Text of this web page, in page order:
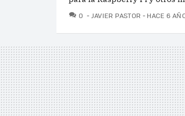
0 COMENTARIOS
JAVIER PASTOR HACE 6